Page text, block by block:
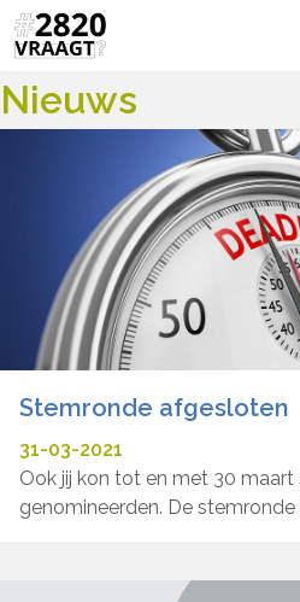
Nieuws
Stemronde afgesloten
31-03-2021
Ook jij kon tot en met 30
genomineerden. De